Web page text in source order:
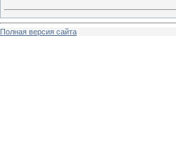
Полная версия сайта